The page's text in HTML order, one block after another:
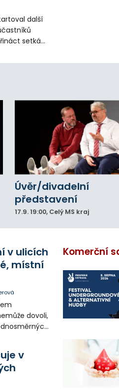
další
setkání
Úvěr/divadelní
představení
17.9.19:00, Celý MS kraj
v ulicích
místní
dovoli,
petici.
v
Komerční